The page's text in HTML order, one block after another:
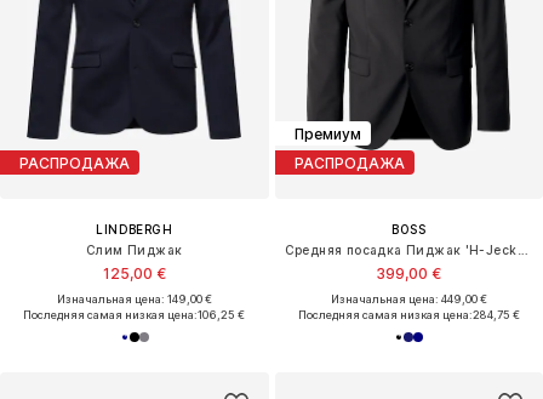
РАСПРОДАЖА
LINDBERGH
Слим Пиджак
125,00 €
Изначальная цена: 149,00 €
Последняя самая низкая цена:106,25 €
Премиум
РАСПРОДАЖА
BOSS
399,00 €
Изначальная цена: 449,00 €
Последняя самая низкая цена:284,75 €